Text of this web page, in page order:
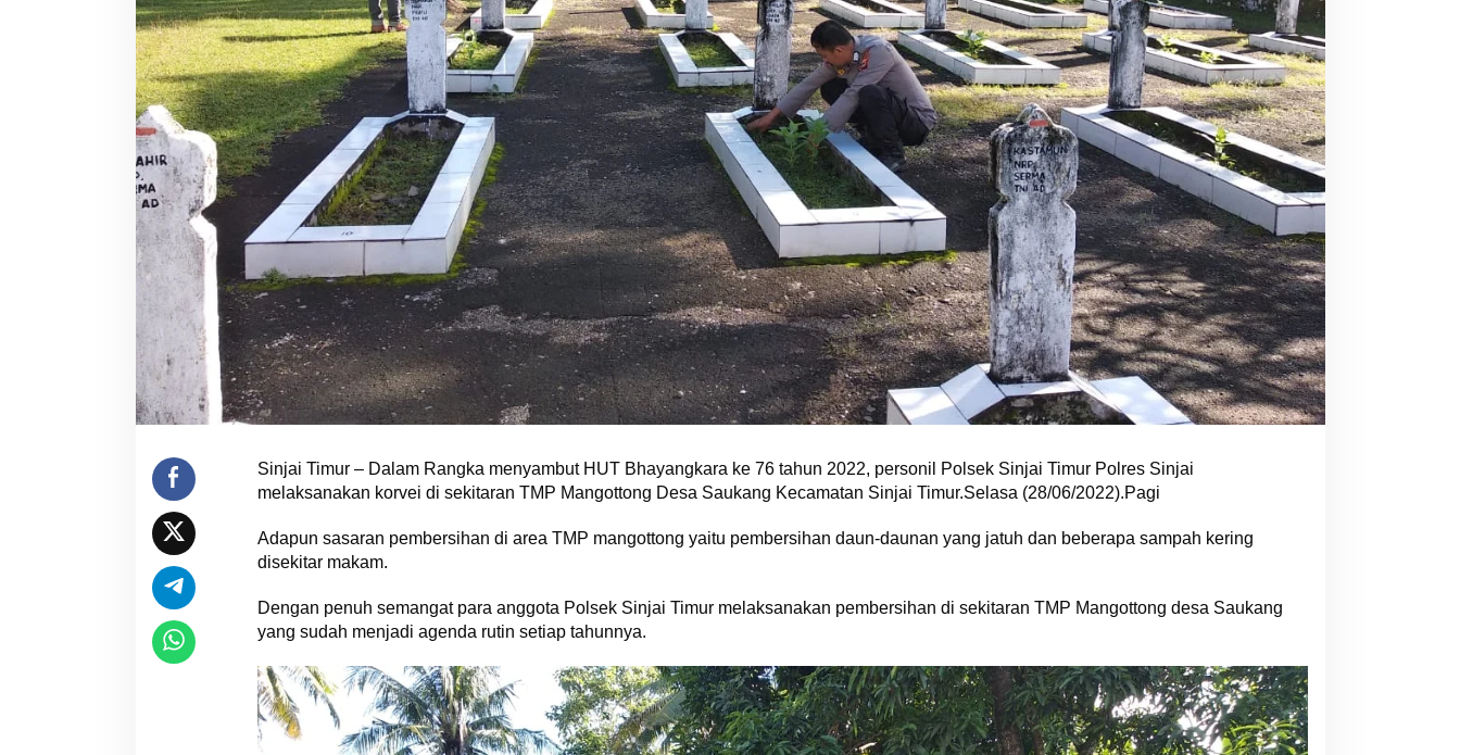
Sinjai Timur – Dalam Rangka menyambut HUT Bhayangkara ke 76 tahun 2022, personil Polsek Sinjai Timur Polres Sinjai
melaksanakan korvei di sekitaran TMP Mangottong Desa Saukang Kecamatan Sinjai Timur.Selasa (28/06/2022).Pagi
Adapun sasaran pembersihan di area TMP mangottong yaitu pembersihan daun-daunan yang jatuh dan beberapa sampah kering
disekitar makam.
Dengan penuh semangat para anggota Polsek Sinjai Timur melaksanakan pembersihan di sekitaran TMP Mangottong desa Saukang
yang sudah menjadi agenda rutin setiap tahunnya.